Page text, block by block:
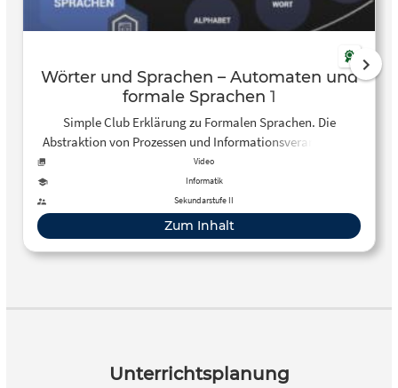
Wörter und Sprachen – Automaten und
formale Sprachen 1
Simple Club Erklärung zu Formalen Sprachen. Die
Abstraktion von Prozessen und Informationsverarbeitung
ist aus Alphabeten, Wörtern und Sprachen
zusammengesetzt.
Video
Informatik
Sekundarstufe II
Zum Inhalt
Unterrichtsplanung